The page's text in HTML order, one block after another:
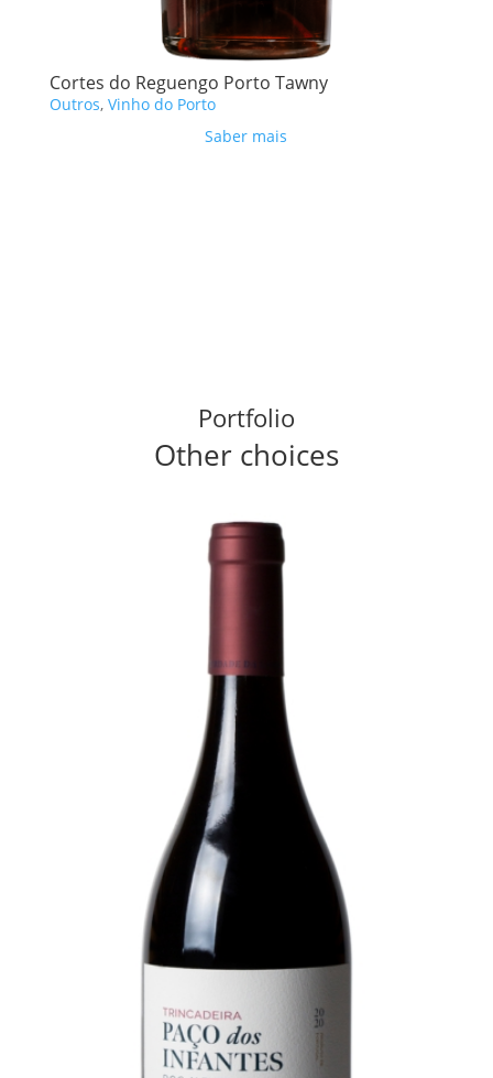
Cortes do Reguengo Porto Tawny
Outros, Vinho do Porto
Saber mais
Portfolio
Other choices